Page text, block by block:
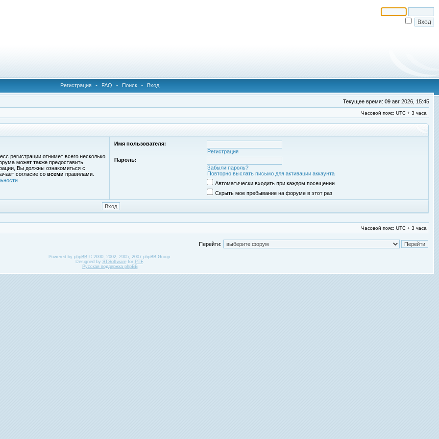
Регистрация • FAQ • Поиск • Вход
Текущее время: 09 авг 2026, 15:45
Часовой пояс: UTC + 3 часа
регистрации отнимет всего несколько
может также предоставить
Вы должны ознакомиться с
согласие со всеми правилами.
Имя пользователя:
Регистрация
Пароль:
Забыли пароль?
Повторно выслать письмо для активации аккаунта
Автоматически входить при каждом посещении
Скрыть мое пребывание на форуме в этот раз
Часовой пояс: UTC + 3 часа
Перейти:
Powered by phpBB© 2000, 2002, 2005, 2007 phpBB Group.
Designed by STSoftwarefor PTF.
Русская поддержка phpBB